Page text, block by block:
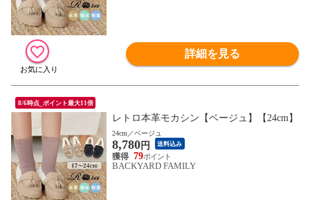
詳細を見る
8/6時点_ポイント最大11倍
レトロ本革モカシン【ベージュ】【24cm】
24cm／ベージュ
8,780円 送料込み
79
BACKYARD FAMILY